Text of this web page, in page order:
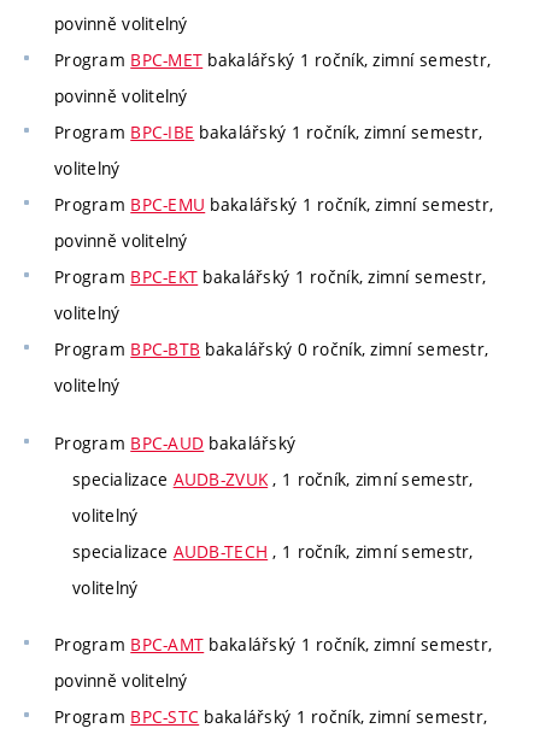
povinně volitelný
Program BPC-MET bakalářský 1 ročník, zimní semestr,
povinně volitelný
Program BPC-IBE bakalářský 1 ročník, zimní semestr,
volitelný
Program BPC-EMU bakalářský 1 ročník, zimní semestr,
povinně volitelný
Program BPC-EKT bakalářský 1 ročník, zimní semestr,
volitelný
Program BPC-BTB bakalářský 0 ročník, zimní semestr,
volitelný
Program BPC-AUD bakalářský
specializace AUDB-ZVUK , 1 ročník, zimní semestr,
volitelný
specializace AUDB-TECH , 1 ročník, zimní semestr,
volitelný
Program BPC-AMT bakalářský 1 ročník, zimní semestr,
povinně volitelný
Program BPC-STC bakalářský 1 ročník, zimní semestr,